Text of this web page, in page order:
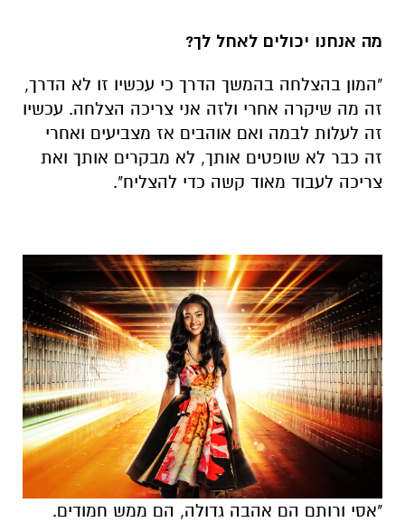
מה אנחנו יכולים לאחל לך?
"המון בהצלחה בהמשך הדרך כי עכשיו זו לא הדרך,
זה מה שיקרה אחרי ולזה אני צריכה הצלחה. עכשיו
זה לעלות לבמה ואם אוהבים אז מצביעים ואחרי
זה כבר לא שופטים אותך, לא מבקרים אותך ואת
צריכה לעבוד מאוד קשה כדי להצליח".
"אסי ורותם הם אהבה גדולה, הם ממש חמודים.